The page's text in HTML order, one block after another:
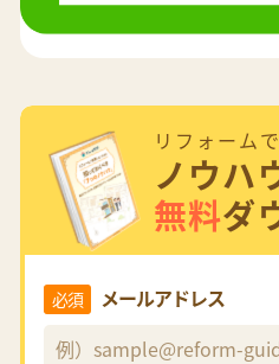
リフォーム
ノウハ
無料ダ
必須 メールアドレス